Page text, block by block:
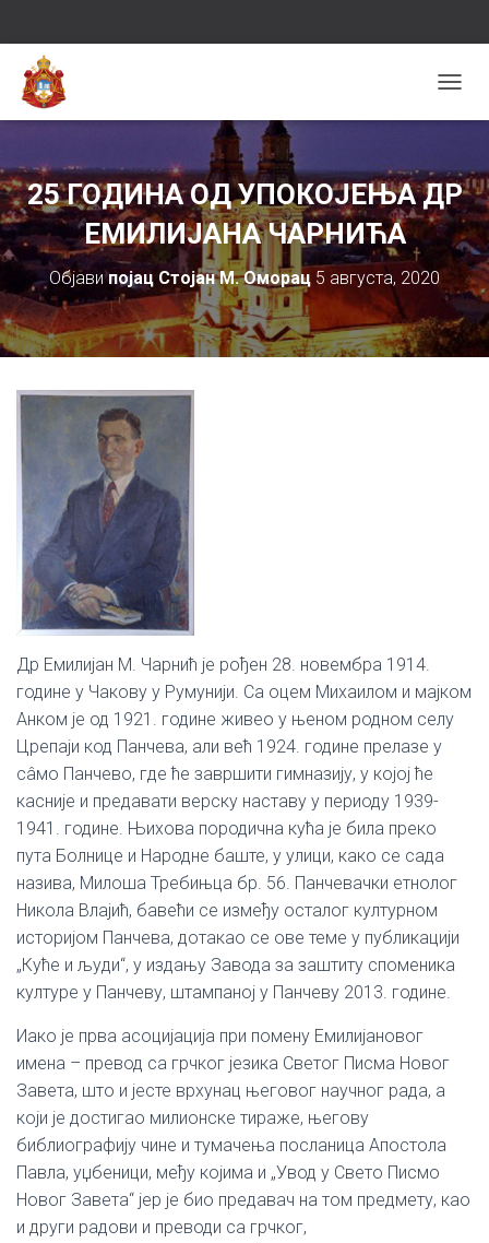
Р
А
Ж
И
/
А
Р
И
25 ГОДИНА ОД УПОКОЈЕЊА ДР
ЕМИЛИЈАНА ЧАРНИЋА
Објавипојац Стојан М. Оморац 5 августа, 2020
Др Емилијан М. Чарнић је рођен 28. новембра 1914.
године у Чакову у Румунији. Са оцем Михаилом и мајком
Анком је од 1921. године живео у њеном родном селу
Црепаји код Панчева, али већ 1924. године прелазе у
сâмо Панчево, где ће завршити гимназију, у којој ће
касније и предавати верску наставу у периоду 1939-
1941. године. Њихова породична кућа је била преко
пута Болнице и Народне баште, у улици, како се сада
назива, Милоша Требињца бр. 56. Панчевачки етнолог
Никола Влајић, бавећи се између осталог културном
историјом Панчева, дотакао се ове теме у публикацији
„Куће и људи“, у издању Завода за заштиту споменика
културе у Панчеву, штампаној у Панчеву 2013. године.
Иако је прва асоцијација при помену Емилијановог
имена – превод са грчког језика Светог Писма Новог
Завета, што и јесте врхунац његовог научног рада, а
који је достигао милионске тираже, његову
библиографију чине и тумачења посланица Апостола
Павла, уџбеници, међу којима и „Увод у Свето Писмо
Новог Завета“ јер је био предавач на том предмету, као
и други радови и преводи са грчког,